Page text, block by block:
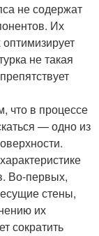
не содержат
Их
не такая
что в процессе
— одно из
Во-первых,
стены,
их
сократить